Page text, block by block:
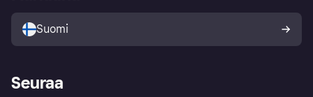
Ostajan turva
Suomi
Seuraa